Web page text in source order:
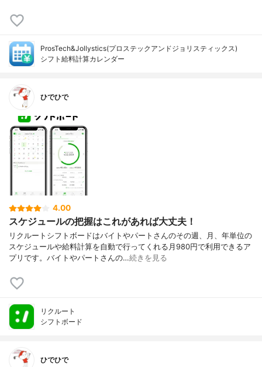
ProsTech&Jollystics(プロステックアンドジョリスティックス)
シフト給料計算カレンダー
ひでひで
4.00
スケジュールの把握はこれがあれば大丈夫！
リクルートシフトボードはバイトやパートさんのその週、月、年単位の
スケジュールや給料計算を自動で行ってくれる月980円で利用できるア
プリです。バイトやパートさんの…続きを見る
リクルート
シフトボード
ひでひで